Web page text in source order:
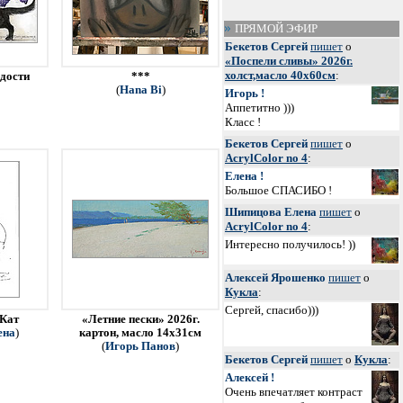
***
(Hana Bi)
)
«Летние пески» 2026г.
картон, масло 14х31см
(Игорь Панов)
ПРЯМОЙ ЭФИР
Бекетов Сергей пишет о
«Поспели сливы» 2026г.
холст,масло 40х60см:
Игорь !
Аппетитно )))
Класс !
Бекетов Сергей пишет о
AcrylColor no 4:
Елена !
Большое СПАСИБО !
Шипицова Елена пишет о
AcrylColor no 4:
Интересно получилось! ))
Алексей Ярошенко пишет о
Кукла:
Сергей, спасибо)))
Бекетов Сергей пишет о Кукла:
Алексей !
Очень впечатляет контраст